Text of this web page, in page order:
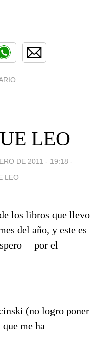
LEO
DE 2011 - 19:18 -
LEO
los libros que llevo
del año, y este es
por el
(no logro poner
me ha